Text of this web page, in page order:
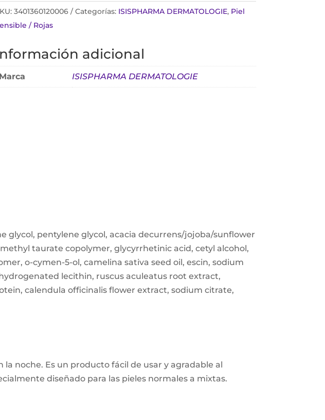
3401360120006 Categorías: ISISPHARMA DERMATOLOGIE, Piel
/ Rojas
adicional
Marca ISISPHARMA DERMATOLOGIE
glycol, pentylene glycol, acacia decurrens/jojoba/sunflower
taurate copolymer, glycyrrhetinic acid, cetyl alcohol,
o-cymen-5-ol, camelina sativa seed oil, escin, sodium
lecithin, ruscus aculeatus root extract,
calendula officinalis flower extract, sodium citrate,
noche. Es un producto fácil de usar y agradable al
diseñado para las pieles normales a mixtas.